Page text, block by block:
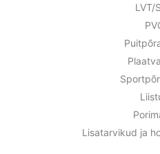
LVT/
Lisatarvikud ja